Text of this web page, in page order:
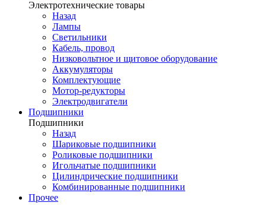
Электротехнические товары
Назад
Лампы
Светильники
Кабель, провод
Низковольтное и щитовое оборудование
Аккумуляторы
Комплектующие
Мотор-редукторы
Электродвигатели
Подшипники
Подшипники
Назад
Шариковые подшипники
Роликовые подшипники
Игольчатые подшипники
Цилиндрические подшипники
Комбинированные подшипники
Прочее